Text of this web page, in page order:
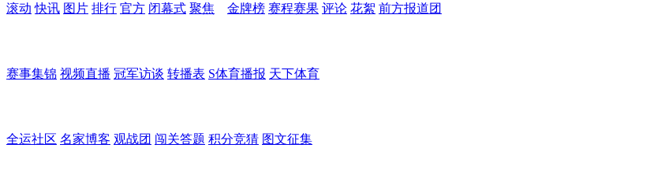
滚动 快讯 图片 排行 官方 闭幕式 聚焦 金牌榜 赛程赛果 评论 花絮 前方报道团
赛事集锦 视频直播 冠军访谈 转播表 S体育播报 天下体育
全运社区 名家博客 观战团 闯关答题 积分竞猜 图文征集